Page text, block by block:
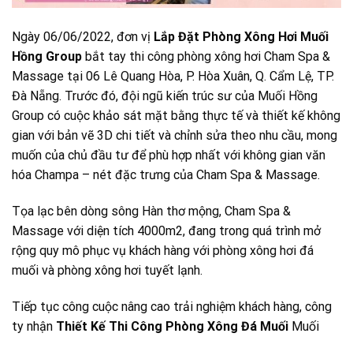
Ngày 06/06/2022, đơn vị Lắp Đặt Phòng Xông Hơi Muối
Hồng Group bắt tay thi công phòng xông hơi Cham Spa &
Massage tại 06 Lê Quang Hòa, P. Hòa Xuân, Q. Cẩm Lệ, TP.
Đà Nẵng. Trước đó, đội ngũ kiến trúc sư của Muối Hồng
Group có cuộc khảo sát mặt bằng thực tế và thiết kế không
gian với bản vẽ 3D chi tiết và chỉnh sửa theo nhu cầu, mong
muốn của chủ đầu tư để phù hợp nhất với không gian văn
hóa Champa – nét đặc trưng của Cham Spa & Massage.
Tọa lạc bên dòng sông Hàn thơ mộng, Cham Spa &
Massage với diện tích 4000m2, đang trong quá trình mở
rộng quy mô phục vụ khách hàng với phòng xông hơi đá
muối và phòng xông hơi tuyết lạnh.
Tiếp tục công cuộc nâng cao trải nghiệm khách hàng, công
ty nhận Thiết Kế Thi Công Phòng Xông Đá Muối Muối